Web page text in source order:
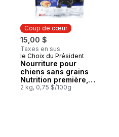
Coup de cœur
15,00 $
Taxes en sus
Coup de cœur
le Choix du Président
Nourriture pour
chiens sans grains
Nutrition première,
saumon, pommes de
2 kg, 0,75 $/100g